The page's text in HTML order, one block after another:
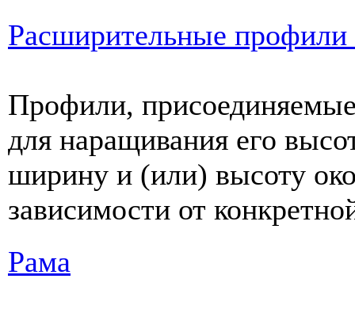
Расширительные
Профили,
для наращивания его
ширину и (или) высоту
зависимости от
Рама